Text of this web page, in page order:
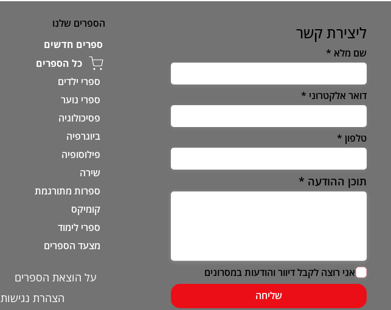
ליצירת קשר
שם מלא
דואר אלקטרוני
טלפון
תוכן ההודעה
אני רוצה לקבל דיוור והודעות במסרונים
שליחה
הספרים שלנו
ספרים חדשים
כל הספרים
ספרי ילדים
ספרי נוער
פסיכולוגיה
ביוגרפיה
פילוסופיה
שירה
ספרות מתורגמת
קומיקס
ספרי לימוד
מצעד הספרים
על הוצאת הספרים
הצהרת נגישות